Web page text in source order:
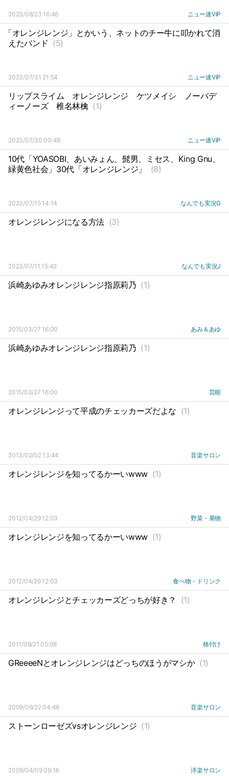
2023/08/23 16:46 ニュー速VIP
「オレンジレンジ」とかいう、ネットのチー牛に叩かれて消
えたバンド (5)
2023/07/31 21:54 ニュー速VIP
リップスライム オレンジレンジ ケツメイシ
ノーバデ
ィーノーズ
椎名林檎 (1)
2023/07/30 00:49 ニュー速VIP
10代「YOASOBI、あいみょん、髭男、ミセス、King Gnu、
緑黄色社会」30代「オレンジレンジ」
(8)
2023/07/15 14:14 なんでも実況G
オレンジレンジになる方法 (3)
2023/07/11 15:42 なんでも実況J
浜崎あゆみオレンジレンジ指原莉乃 (1)
2015/03/27 16:00 あみ＆あゆ
浜崎あゆみオレンジレンジ指原莉乃 (1)
2015/03/27 16:00 芸能
オレンジレンジって平成のチェッカーズだよな (1)
2013/02/02 13:44 音楽サロン
オレンジレンジを知ってるかーいwww (1)
2012/04/29 12:03 野菜・果物
オレンジレンジを知ってるかーいwww (1)
2012/04/29 12:03 食べ物・ドリンク
オレンジレンジとチェッカーズどっちが好き？ (1)
2011/08/21 05:08 格付け
GReeeeNとオレンジレンジはどっちのほうがマシか (1)
2009/06/22 04:46 音楽サロン
ストーンローゼズvsオレンジレンジ (1)
2009/04/09 09:18 洋楽サロン